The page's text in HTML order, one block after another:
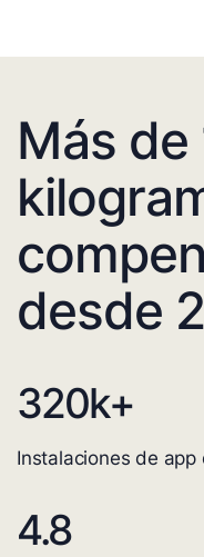
Más de
desde
320k+
Instalaciones de app
4.8